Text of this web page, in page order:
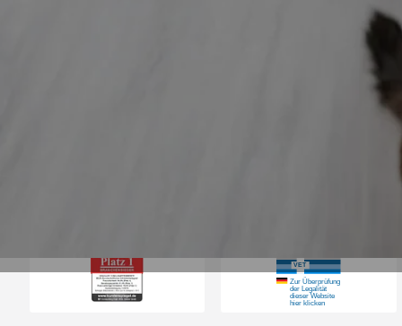
„Gute
Zoologo,schnelle
top“